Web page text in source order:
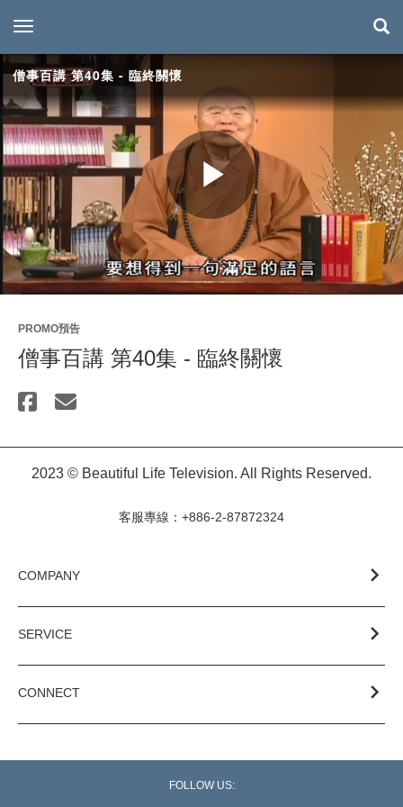
toggle navigation
僧事百講 第40集 - 臨終關懷
Play
Video
PROMO預告
僧事百講 第40集 - 臨終關懷
2023 © Beautiful Life Television. All Rights Reserved.
客服專線：+886-2-87872324
COMPANY
SERVICE
CONNECT
FOLLOW US: